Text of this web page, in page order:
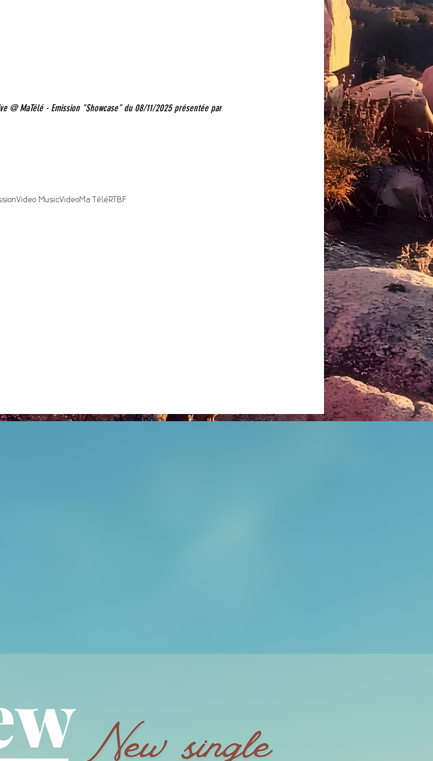
@ MaTélé - Emission "Showcase" du 08/11/2025 présentée par
Video MusicVideoMa TéléRTBF